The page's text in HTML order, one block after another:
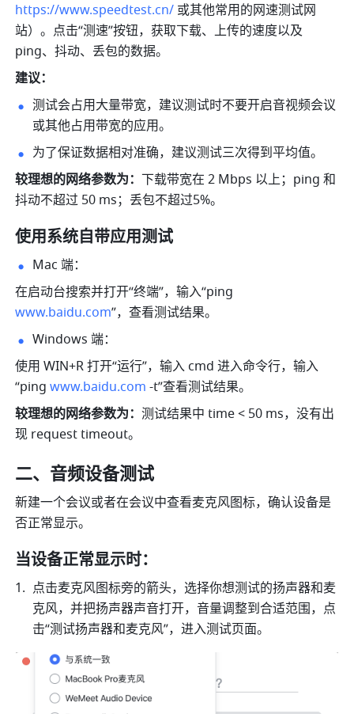
https://www.speedtest.cn/ 或其他常用的网速测试网
站）。点击“测速”按钮，获取下载、上传的速度以及
ping、抖动、丢包的数据。
建议：
测试会占用大量带宽，建议测试时不要开启音视频会议
或其他占用带宽的应用。
为了保证数据相对准确，建议测试三次得到平均值。
较理想的网络参数为：下载带宽在 2 Mbps 以上；ping 和
抖动不超过 50 ms；丢包不超过5%。
使用系统自带应用测试
Mac 端：
www.baidu.com”，查看测试结果。
Windows 端：
使用 WIN+R 打开“运行”，输入 cmd 进入命令行，输入
“ping www.baidu.com -t”查看测试结果。
较理想的网络参数为：测试结果中 time < 50 ms，没有出
现 request timeout。
二、音频设备测试
新建一个会议或者在会议中查看麦克风图标，确认设备是
否正常显示。
当设备正常显示时：
点击麦克风图标旁的箭头，选择你想测试的扬声器和麦
克风，并把扬声器声音打开，音量调整到合适范围，点
击“测试扬声器和麦克风”，进入测试页面。